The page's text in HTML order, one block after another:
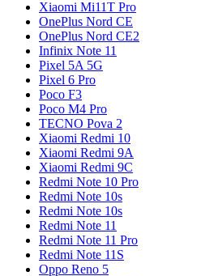
Xiaomi Mi11T Pro
OnePlus Nord CE
OnePlus Nord CE2
Infinix Note 11
Pixel 5A 5G
Pixel 6 Pro
Poco F3
Poco M4 Pro
TECNO Pova 2
Xiaomi Redmi 10
Xiaomi Redmi 9A
Xiaomi Redmi 9C
Redmi Note 10 Pro
Redmi Note 10s
Redmi Note 10s
Redmi Note 11
Redmi Note 11 Pro
Redmi Note 11S
Oppo Reno 5